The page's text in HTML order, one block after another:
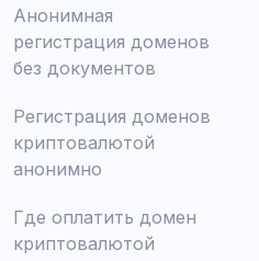
Анонимная
регистрация доменов
без документов
Регистрация доменов
криптовалютой
анонимно
Где оплатить домен
криптовалютой